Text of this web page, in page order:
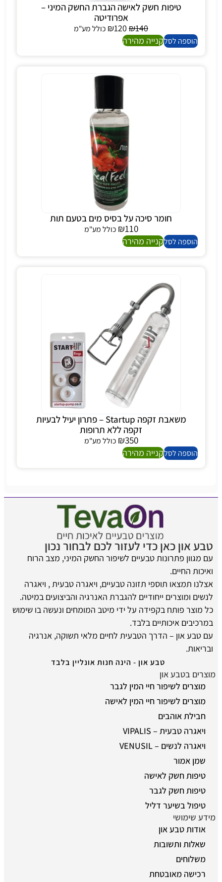
טיפות חשק לאישה הגברת החשק המיני –
אפרודיטה
₪140
₪120
כולל מע"מ
הוספה לסלקנייה מהירה
חומר סיכה על בסיס מים בטעם תות
₪110
כולל מע"מ
הוספה לסלקנייה מהירה
משאבת זקפה Startup – פתרון יעיל לבעיות
זקפה ללא תרופות
₪350
כולל מע"מ
הוספה לסלקנייה מהירה
טבע און כאן כדי לעזור לכם לבחור נכון
עם מגוון פתרונות טבעיים לשיפור החשק המיני, מצב הרוח
ואיכות החיים.
אצלנו תמצאו תוספי תזונה טבעיים, ויאגרה טבעית , ויאגרה
לנשים ומוצרים ייחודיים להגברת האנרגיה והביצועים במיטה.
כל מוצר פותח בקפידה על ידי מיטב המומחים ונעשה בו שימוש
במרכיבים איכותיים בלבד.
עם טבע און – הדרך הטבעית לחיים מלאי תשוקה, אנרגיה
ובריאות.
טבע און - הינה חנות אונליין בלבד
מוצרים בטבע און
מוצרים לשיפור חיי המין לגבר
מוצרים לשיפור חיי המין לאישה
חבילת אוהבים
ויאגרה טבעית – VIPALIS
ויאגרה לנשים – VENUSIL
שמן אמור
טיפות חשק לאישה
טיפות חשק לגבר
טיפול בשיער דליל
מידע שימושי
אודות טבע און
שאלות ותשובות
משלוחים
רכישה מאובטחת